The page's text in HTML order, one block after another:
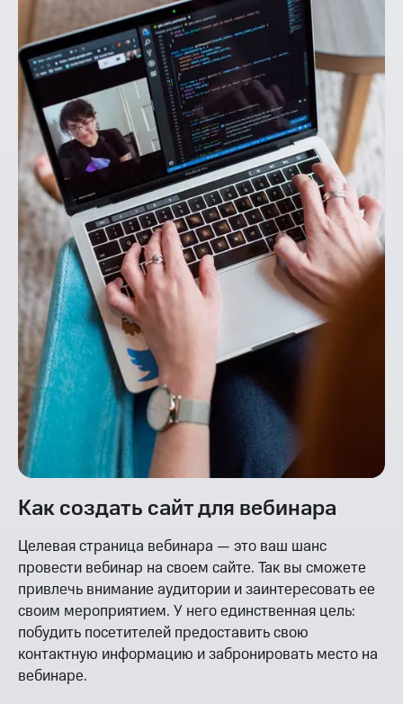
Как создать сайт для вебинара
Целевая страница вебинара — это ваш шанс
провести вебинар на своем сайте. Так вы сможете
привлечь внимание аудитории и заинтересовать ее
своим мероприятием. У него единственная цель:
побудить посетителей предоставить свою
контактную информацию и забронировать место на
вебинаре.